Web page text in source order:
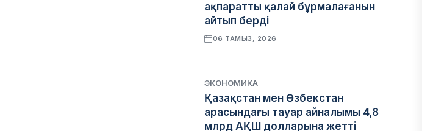
ақпаратты қалай бұрмалағанын
айтып берді
06 ТАМЫЗ, 2026
ЭКОНОМИКА
Қазақстан мен Өзбекстан
арасындағы тауар айналымы 4,8
млрд АҚШ долларына жетті